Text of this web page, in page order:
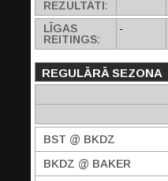
REZULTĀTI:
LĪGAS
REITINGS:
-
REGULĀRĀ SEZONA
BST @ BKDZ
BKDZ @ BAKER